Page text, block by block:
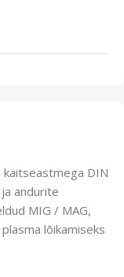
kaitseastmega DIN
andurite
MIG / MAG,
lõikamiseks